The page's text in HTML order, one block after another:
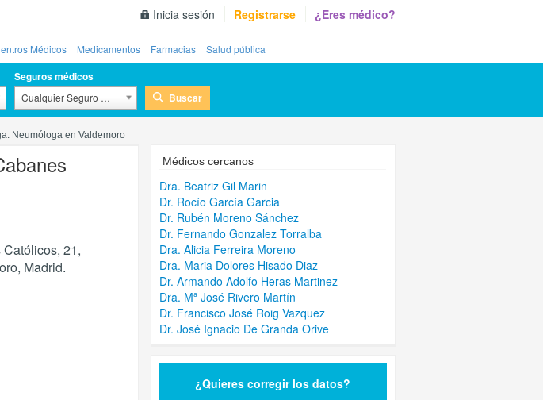
Inicia sesión Registrarse ¿Eres médico?
Médicos Medicamentos Farmacias Salud pública
Seguros médicos
Cualquier Seguro Médico Buscar
Neumóloga en Valdemoro
21,
Madrid.
Médicos cercanos
Dra. Beatriz Gil Marin
Dr. Rocío García Garcia
Dr. Rubén Moreno Sánchez
Dr. Fernando Gonzalez Torralba
Dra. Alicia Ferreira Moreno
Dra. Maria Dolores Hisado Diaz
Dr. Armando Adolfo Heras Martinez
Dra. Mª José Rivero Martín
Dr. Francisco José Roig Vazquez
Dr. José Ignacio De Granda Orive
¿Quieres corregir los datos?